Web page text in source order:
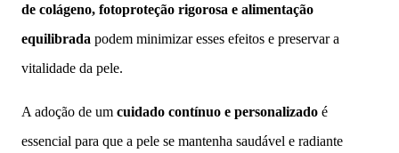
de colágeno, fotoproteção rigorosa e alimentação
equilibrada podem minimizar esses efeitos e preservar a
vitalidade da pele.
A adoção de um cuidado contínuo e personalizado é
essencial para que a pele se mantenha saudável e radiante